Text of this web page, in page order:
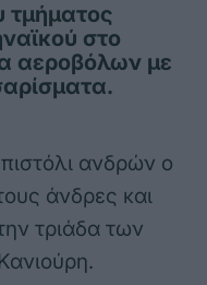
τμήματος
στο
αεροβόλων με
ανδρών ο
άνδρες και
τριάδα των